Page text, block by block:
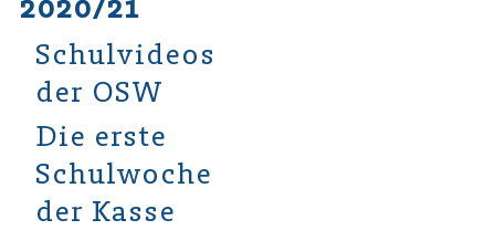
Schulvideos
der OSW
Die erste
Schulwoche
der Kasse